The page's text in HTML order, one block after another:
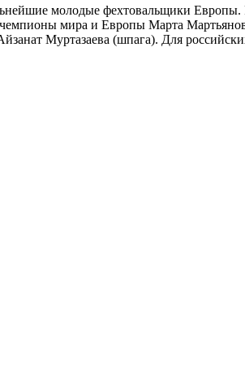
молодые фехтовальщики Европы.
мира и Европы Марта
Муртазаева (шпага). Для